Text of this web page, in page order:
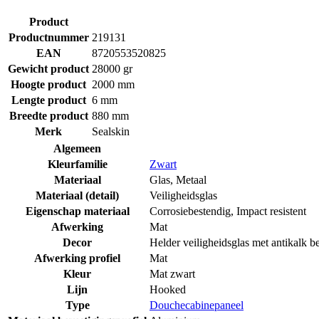
Product
Productnummer 219131
EAN
8720553520825
Gewicht product 28000 gr
Hoogte product 2000 mm
Lengte product 6 mm
Breedte product 880 mm
Merk
Sealskin
Algemeen
Kleurfamilie
Zwart
Materiaal
Glas, Metaal
Materiaal (detail)
Veiligheidsglas
Eigenschap materiaal
Corrosiebestendig, Impact resistent
Afwerking
Mat
Decor
Helder veiligheidsglas met antikalk
Afwerking profiel
Mat
Kleur
Mat zwart
Lijn
Hooked
Type
Douchecabinepaneel